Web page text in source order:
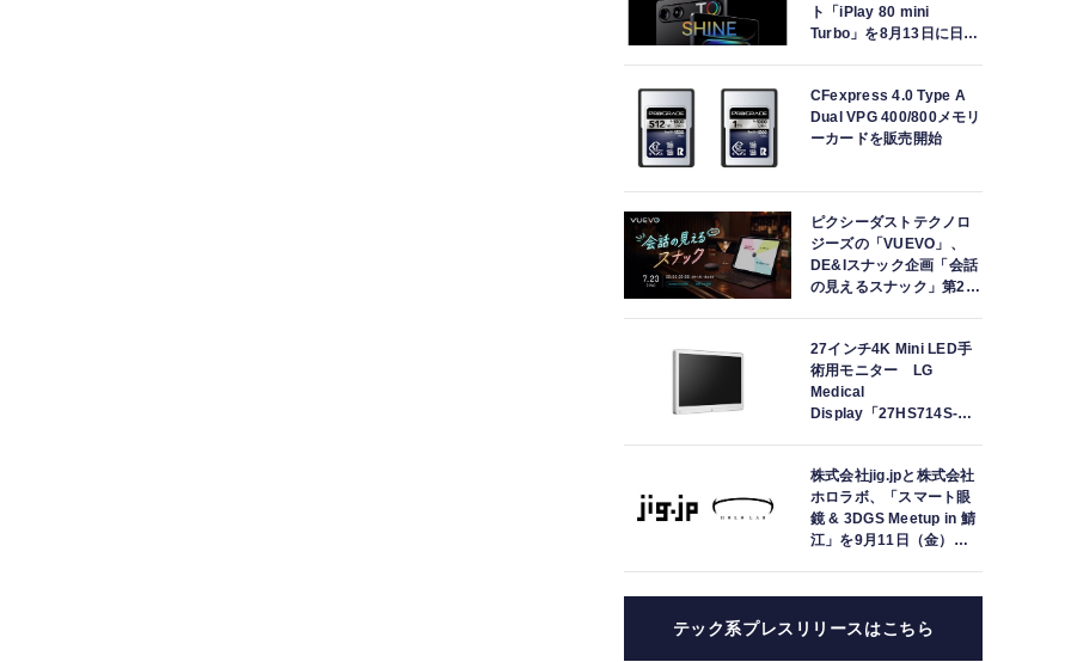
ト「iPlay 80 mini
Turbo」を8月13日に日本
CFexpress 4.0 Type A
Dual VPG 400/800メモリ
ーカードを販売開始
ピクシーダストテクノロ
ジーズの「VUEVO」、
DE&Iスナック企画「会話
の見えるスナック」第2回
クに戻れた」
27インチ4K Mini LED手
術用モニター LG
Medical
Display「27HS714S-
株式会社jig.jpと株式会社
ホロラボ、「スマート眼
鏡 & 3DGS Meetup in 鯖
江」を9月11日（金）に
テック系プレスリリースはこちら